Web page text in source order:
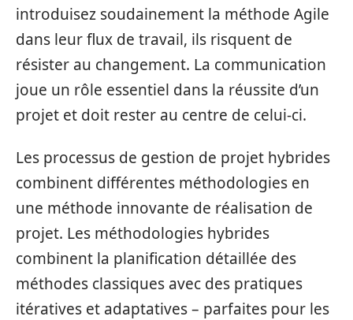
introduisez soudainement la méthode Agile
dans leur flux de travail, ils risquent de
résister au changement. La communication
joue un rôle essentiel dans la réussite d’un
projet et doit rester au centre de celui-ci.
Les processus de gestion de projet hybrides
combinent différentes méthodologies en
une méthode innovante de réalisation de
projet. Les méthodologies hybrides
combinent la planification détaillée des
méthodes classiques avec des pratiques
itératives et adaptatives – parfaites pour les